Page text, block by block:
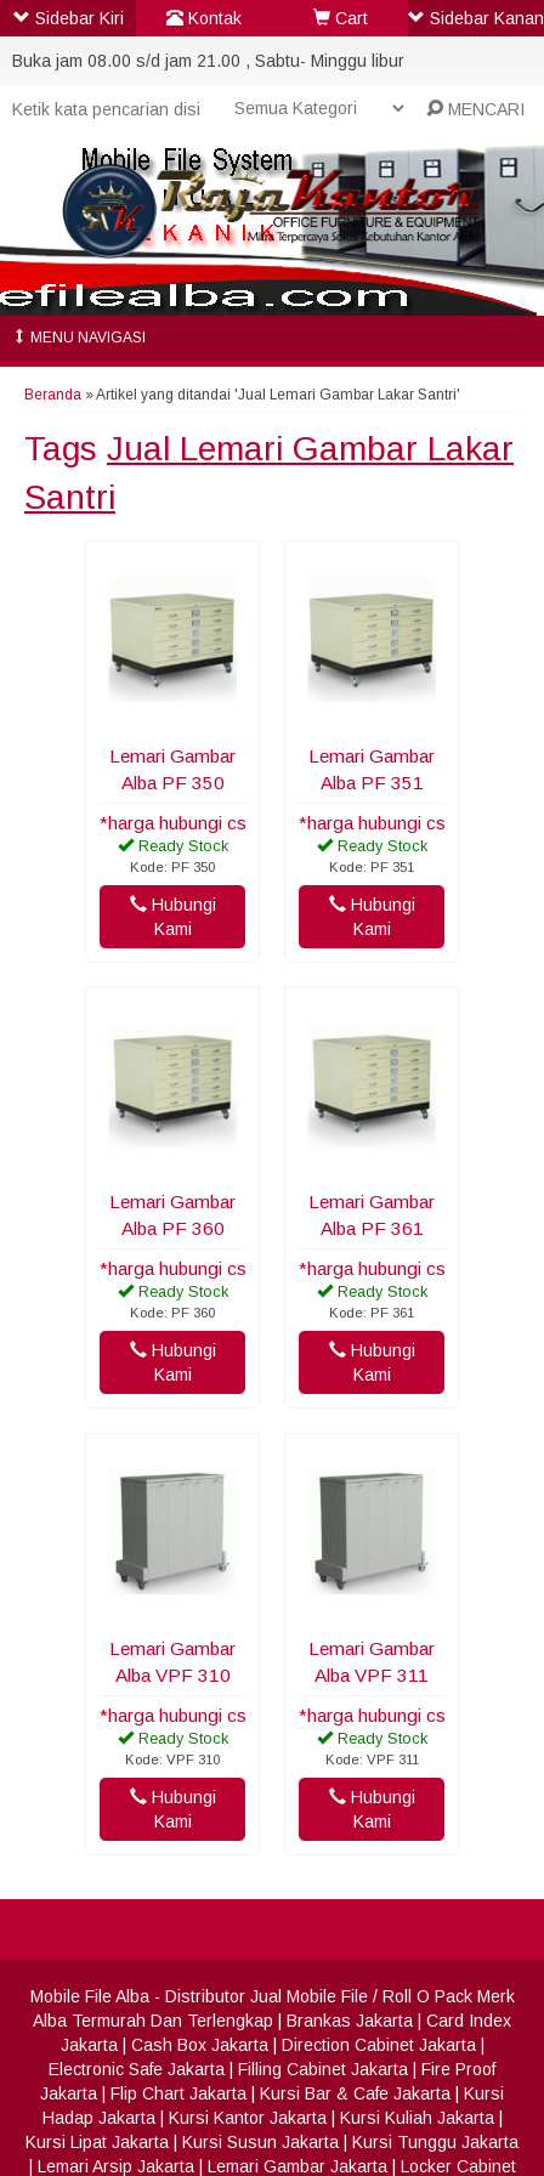
Buka jam 08.00 s/d jam 21.00 , Sabtu- Minggu libur
MENCARI
MENU NAVIGASI
Beranda »Artikel yang ditandai 'Jual Lemari Gambar Lakar Santri'
Tags Jual Lemari Gambar Lakar
Santri
Lemari Gambar
Alba PF 350
*harga hubungi cs
Ready Stock
Kode: PF 350
Hubungi
Kami
Lemari Gambar
Alba PF 351
*harga hubungi cs
Ready Stock
Kode: PF 351
Hubungi
Kami
Lemari Gambar
Alba PF 360
*harga hubungi cs
Ready Stock
Kode: PF 360
Hubungi
Kami
Lemari Gambar
Alba PF 361
*harga hubungi cs
Ready Stock
Kode: PF 361
Hubungi
Kami
Lemari Gambar
Alba VPF 310
*harga hubungi cs
Ready Stock
Kode: VPF 310
Hubungi
Kami
Lemari Gambar
Alba VPF 311
*harga hubungi cs
Ready Stock
Kode: VPF 311
Hubungi
Kami
Mobile File Alba- Distributor Jual Mobile File / Roll O Pack Merk
Alba Termurah Dan Terlengkap | Brankas Jakarta | Card Index
Jakarta| Cash Box Jakarta| Direction Cabinet Jakarta|
Electronic Safe Jakarta | Filling Cabinet Jakarta | Fire Proof
Jakarta | Flip Chart Jakarta | Kursi Bar & Cafe Jakarta | Kursi
Hadap Jakarta| Kursi Kantor Jakarta| Kursi Kuliah Jakarta|
Kursi Lipat Jakarta | Kursi Susun Jakarta | Kursi Tunggu Jakarta
| Lemari Arsip Jakarta| Lemari Gambar Jakarta| Locker Cabinet
Sidebar Kiri Kontak Cart Sidebar Kanan